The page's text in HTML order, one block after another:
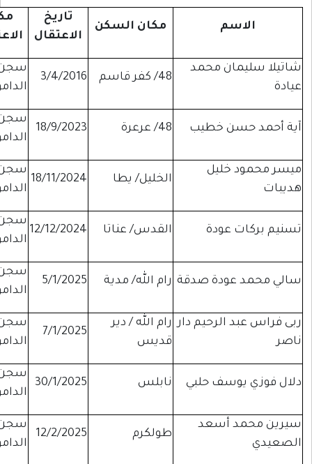
مكان السكن
الاعتقال
مكان
الحكم
3/4/2016
سجن
16 سنة و100 الف
شيكل غرامة
18/9/2023
سجن
يطا 18/11/2024
سجن
موقوفة
عناتا 12/12/2024
سجن
موقوفة
الله/ مدية 5/1/2025
سجن
الدامون
موقوفة
الله / دير
7/1/2025
سجن
الدامون
إداري
30/1/2025
سجن
سجن
الدامون
موقوفة